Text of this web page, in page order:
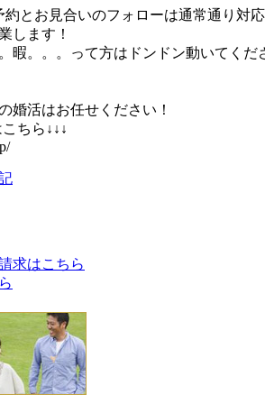
約とお見合いのフォローは通常通り対
します！
暇。。。って方はドンドン動いてくだ
婚活はお任せください！
ちら↓↓↓
求はこちら